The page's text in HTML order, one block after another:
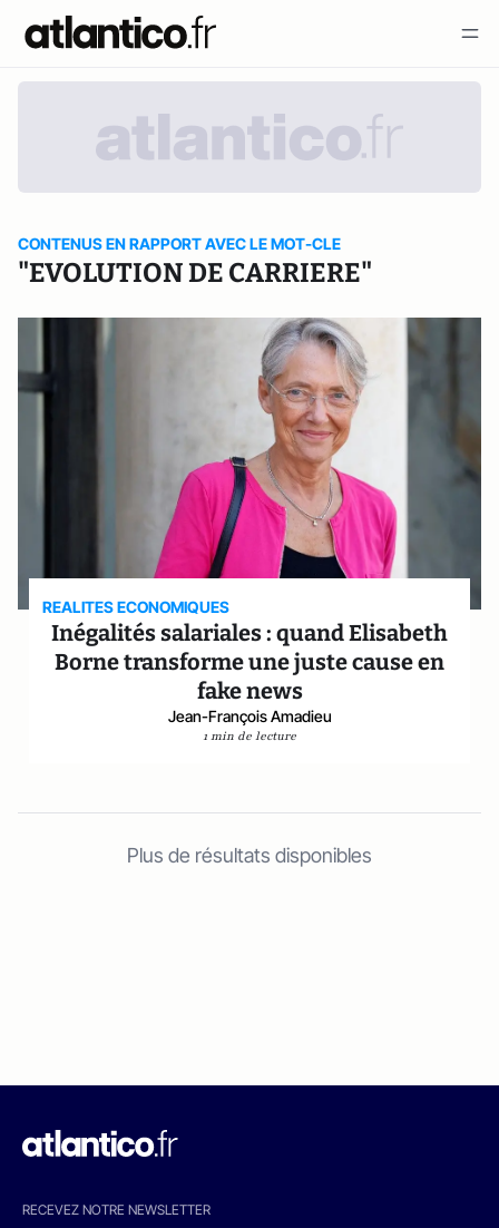
CONTENUS EN RAPPORT AVEC LE MOT-CLE
"EVOLUTION DE CARRIERE"
REALITES ECONOMIQUES
Inégalités salariales : quand Elisabeth
Borne transforme une juste cause en
fake news
Jean-François Amadieu
1 min de lecture
Plus de résultats disponibles
RECEVEZ NOTRE NEWSLETTER